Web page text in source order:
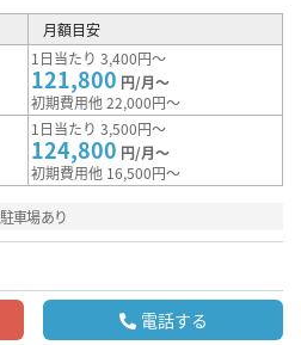
月額目安
1日当たり 3,400円～
121,800 円/月～
初期費用他 22,000円～
1日当たり 3,500円～
124,800 円/月～
初期費用他 16,500円～
駐車場あり
電話する